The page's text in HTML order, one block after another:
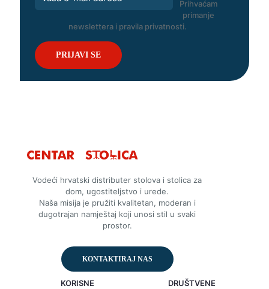
Prihvaćam
primanje
newslettera i pravila privatnosti.
Vodeći hrvatski distributer stolova i stolica za
dom, ugostiteljstvo i urede.
Naša misija je pružiti kvalitetan, moderan i
dugotrajan namještaj koji unosi stil u svaki
prostor.
KONTAKTIRAJ NAS
KORISNE
DRUŠTVENE